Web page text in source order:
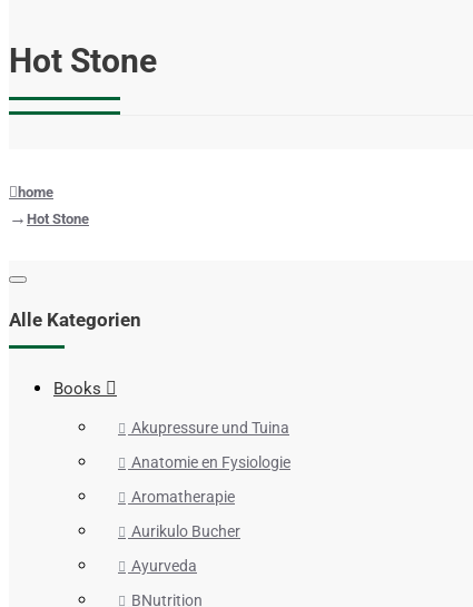
Hot Stone
home
Hot Stone
Alle Kategorien
Books
Akupressure und Tuina
Anatomie en Fysiologie
Aromatherapie
Aurikulo Bucher
Ayurveda
BNutrition